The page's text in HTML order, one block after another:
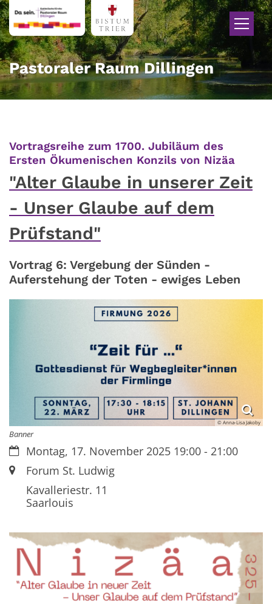
Zum Inhalt springen
Pastoraler Raum Dillingen
Vortragsreihe zum 1700. Jubiläum des
Ersten Ökumenischen Konzils von Nizäa:
"Alter Glaube in unserer Zeit
- Unser Glaube auf dem
Prüfstand"
Vortrag 6: Vergebung der Sünden -
Auferstehung der Toten - ewiges Leben
© Anna-Lisa Jakoby
Banner
Datum:Montag, 17. November 2025 19:00 - 21:00
Ort:Forum St. Ludwig
Kavalleriestr. 11
Saarlouis